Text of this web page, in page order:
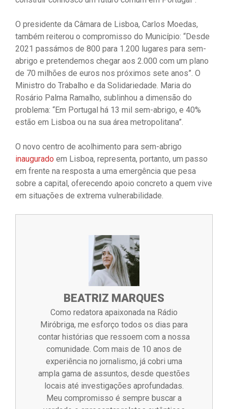
O presidente da Câmara de Lisboa, Carlos Moedas,
também reiterou o compromisso do Município: “Desde
2021 passámos de 800 para 1.200 lugares para sem-
abrigo e pretendemos chegar aos 2.000 com um plano
de 70 milhões de euros nos próximos sete anos”. O
Ministro do Trabalho e da Solidariedade. Maria do
Rosário Palma Ramalho, sublinhou a dimensão do
problema: “Em Portugal há 13 mil sem-abrigo, e 40%
estão em Lisboa ou na sua área metropolitana”.
O novo centro de acolhimento para sem-abrigo
inaugurado em Lisboa, representa, portanto, um passo
em frente na resposta a uma emergência que pesa
sobre a capital, oferecendo apoio concreto a quem vive
em situações de extrema vulnerabilidade.
BEATRIZ MARQUES
Como redatora apaixonada na Rádio
Miróbriga, me esforço todos os dias para
contar histórias que ressoem com a nossa
comunidade. Com mais de 10 anos de
experiência no jornalismo, já cobri uma
ampla gama de assuntos, desde questões
locais até investigações aprofundadas.
Meu compromisso é sempre buscar a